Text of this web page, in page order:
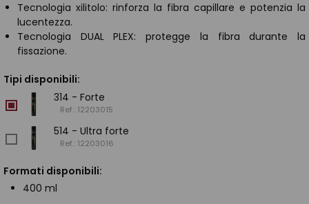
Tecnologia xilitolo: rinforza la fibra capillare e potenzia la
lucentezza.
Tecnologia DUAL PLEX: protegge la fibra durante la
fissazione.
Tipi disponibili:
314 - Forte
Ref.: 12203015
514 - Ultra forte
Ref.: 12203016
Formati disponibili:
400 ml